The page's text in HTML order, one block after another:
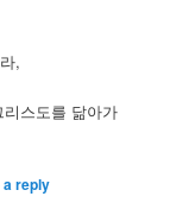
,
스도를 닮아가
a reply